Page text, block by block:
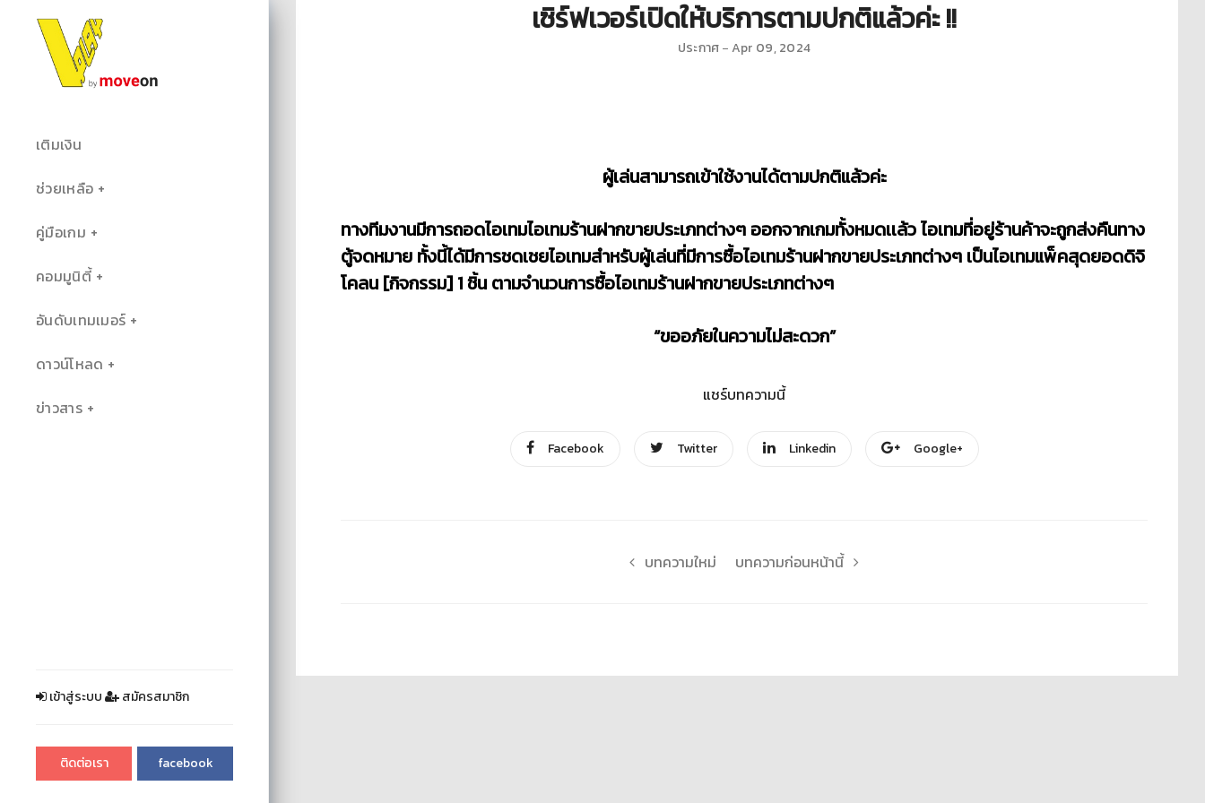
เติมเงิน
ช่วยเหลือ
คู่มือเกม
คอมมูนิตี้
อันดับเทมเมอร์
ดาวน์โหลด
ข่าวสาร
เข้าสู่ระบบ สมัครสมาชิก
ติดต่อเรา facebook
เซิร์ฟเวอร์เปิดให้บริการตามปกติแล้วค่ะ !!
ประกาศ Apr 09, 2024
ผู้เล่นสามารถเข้าใช้งานได้ตามปกติแล้วค่ะ
ทางทีมงานมีการถอดไอเทมไอเทมร้านฝากขายประเภทต่างๆ ออกจากเกมทั้งหมดเเล้ว ไอเทมที่อยู่ร้านค้าจะถูกส่งคืนทาง
ตู้จดหมาย ทั้งนี้ได้มีการชดเชยไอเทมสำหรับผู้เล่นที่มีการซื้อไอเทมร้านฝากขายประเภทต่างๆ เป็นไอเทมแพ็คสุดยอดดิจิ
โคลน [กิจกรรม] 1 ชิ้น ตามจำนวนการซื้อไอเทมร้านฝากขายประเภทต่างๆ
“ขออภัยในความไม่สะดวก”
แชร์บทความนี้
Facebook Twitter Linkedin Google+
บทความใหม่ บทความก่อนหน้านี้